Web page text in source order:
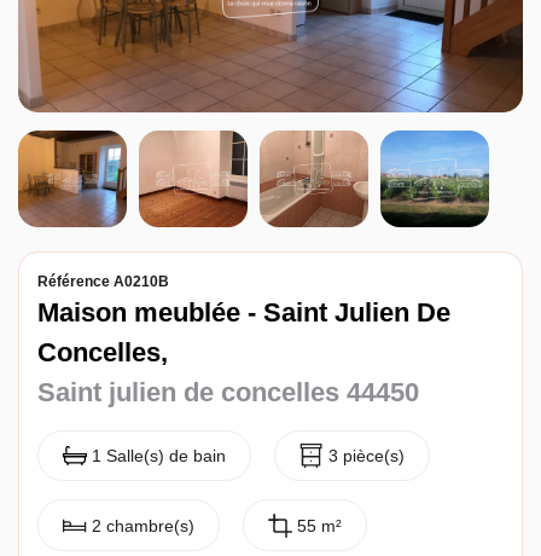
Entreprise
Nos agences
Référence A0210B
Maison meublée - Saint Julien De
Concelles,
Saint julien de concelles 44450
1 Salle(s) de bain 3 pièce(s)
2 chambre(s) 55 m²